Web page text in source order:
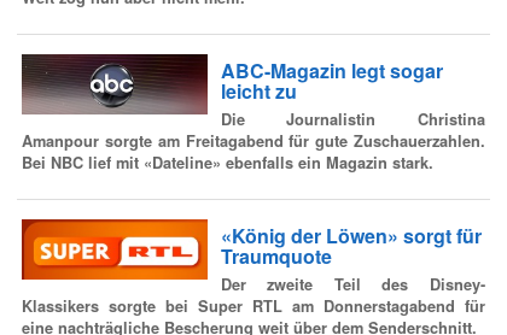
ABC-Magazin legt sogar
leicht zu
Die Journalistin Christina
Amanpour sorgte am Freitagabend für gute Zuschauerzahlen.
Bei NBC lief mit «Dateline» ebenfalls ein Magazin stark.
«König der Löwen» sorgt für
Traumquote
Der zweite Teil des Disney-
Klassikers sorgte bei Super RTL am Donnerstagabend für
eine nachträgliche Bescherung weit über dem Senderschnitt.